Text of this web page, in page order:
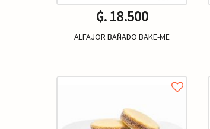
₲. 18.500
ALFAJOR BAÑADO BAKE-ME
+